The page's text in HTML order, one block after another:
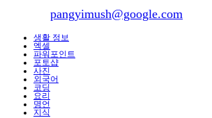
pangyimush@google.com
생활 정보
엑셀
파워포인트
포토샵
사진
외국어
코딩
요리
명언
지식